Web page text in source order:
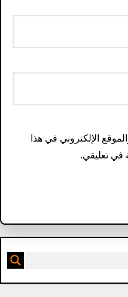
الإلكتروني في هذا
في تعليقي.